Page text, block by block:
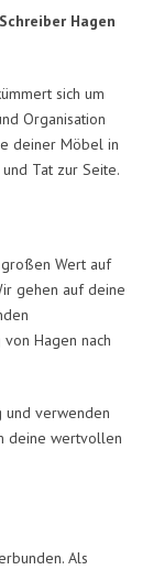
Hagen
sich um
Organisation
deiner Möbel in
Tat zur Seite.
Wert auf
gehen auf deine
Hagen nach
und verwenden
deine wertvollen
Als